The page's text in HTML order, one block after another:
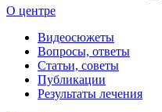
О центре
Видеосюжеты
Вопросы, ответы
Статьи, советы
Публикации
Результаты лечения